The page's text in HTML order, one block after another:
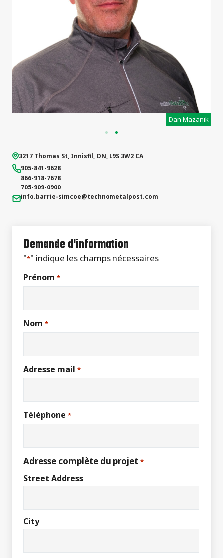
Dan Mazanik
3217 Thomas St, Innisfil, ON, L9S 3W2 CA
905-841-9628
866-918-7678
705-909-0900
info.barrie-simcoe@technometalpost.com
Demande d'information
"*" indique les champs nécessaires
Prénom *
Nom *
Adresse mail *
Téléphone *
Adresse complète du projet *
Street Address
City